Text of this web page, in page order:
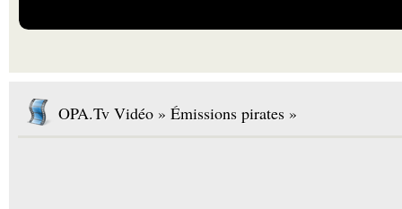
OPA.Tv Vidéo » Émissions pirates »